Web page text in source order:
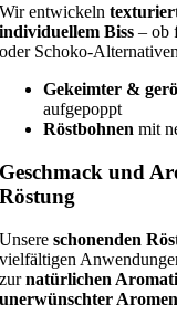
Wir entwickeln
individuellem Biss – ob
oder Schoko-
Gekeimter &
aufgepoppt
Röstbohnenmit
Geschmack und
Röstung
Unsereschonenden
vielfältigen
zurnatürlichen
unerwünschter Aromen